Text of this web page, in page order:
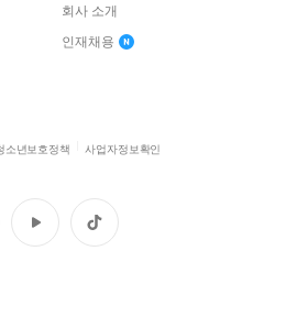
회사 소개
인재채용
소년보호정책 사업자정보확인
유
튜
틱
톡